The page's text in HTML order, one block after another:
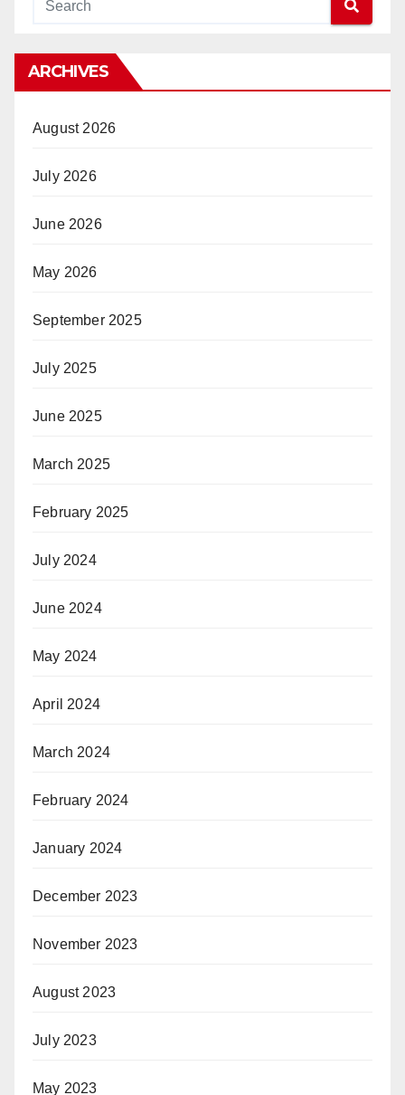
ARCHIVES
August 2026
July 2026
June 2026
May 2026
September 2025
July 2025
June 2025
March 2025
February 2025
July 2024
June 2024
May 2024
April 2024
March 2024
February 2024
January 2024
December 2023
November 2023
August 2023
July 2023
May 2023